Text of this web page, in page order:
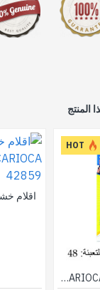
المنتج
HOT
اقلام خشب 36 لون CARIOCA رقم 41875